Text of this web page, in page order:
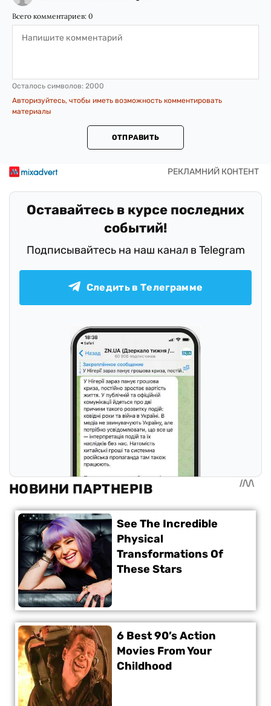
Всего комментариев: 0
Осталось символов: 2000
Авторизуйтесь, чтобы иметь возможность комментировать
материалы
ОТПРАВИТЬ
Оставайтесь в курсе последних
событий!
Подписывайтесь на наш канал в Telegram
Следить в Телеграмме